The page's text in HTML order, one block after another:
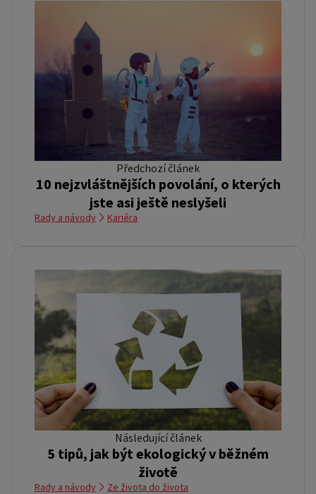
Předchozí článek
10 nejzvláštnějších povolání, o kterých
jste asi ještě neslyšeli
Rady a návody Kariéra
Následující článek
5 tipů, jak být ekologický v běžném
životě
Rady a návody Ze života do života